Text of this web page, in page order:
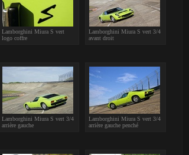
Lamborghini Miura S vert
logo coffre
Lamborghini Miura S vert 3/4
avant droit
Lamborghini Miura S vert 3/4
arrière gauche
Lamborghini Miura S vert 3/4
arrière gauche penché